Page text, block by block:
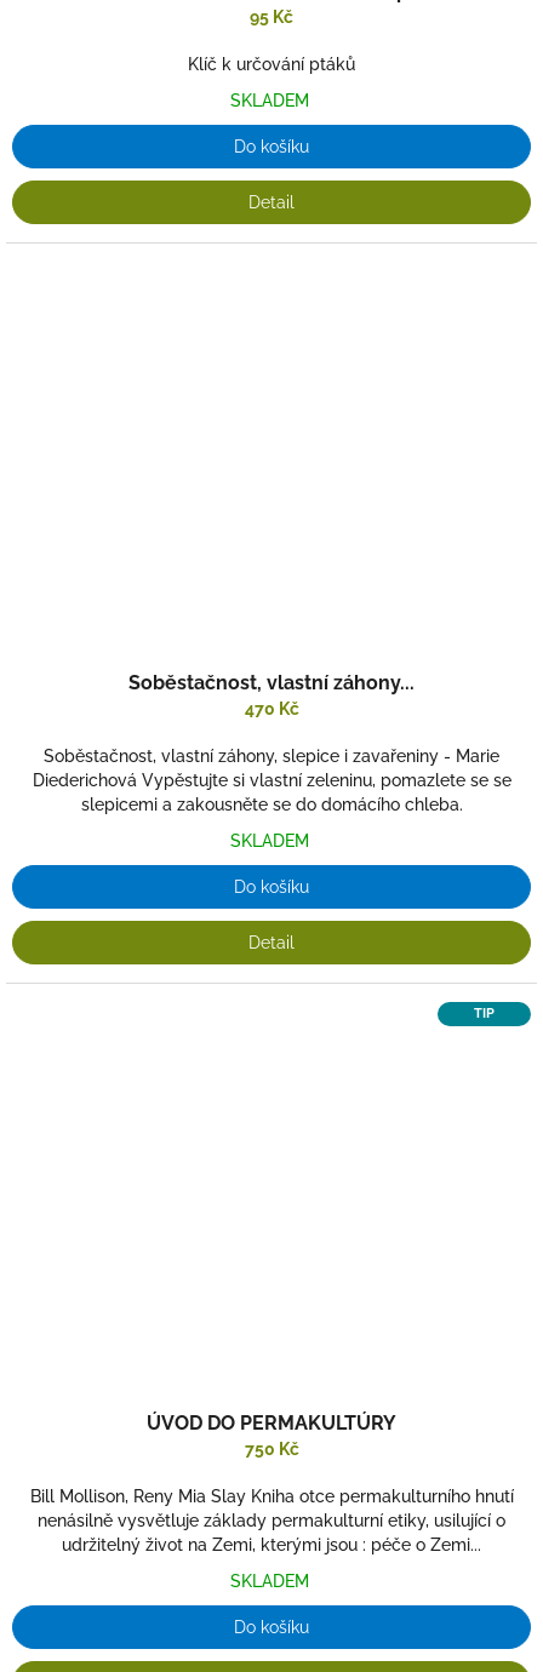
95 Kč
Klíč k určování ptáků
SKLADEM
Do košíku
Detail
Soběstačnost, vlastní záhony...
470 Kč
Soběstačnost, vlastní záhony, slepice i zavařeniny - Marie
Diederichová Vypěstujte si vlastní zeleninu, pomazlete se se
slepicemi a zakousněte se do domácího chleba.
SKLADEM
Do košíku
Detail
TIP
ÚVOD DO PERMAKULTÚRY
750 Kč
Bill Mollison, Reny Mia Slay Kniha otce permakulturního hnutí
nenásilně vysvětluje základy permakulturní etiky, usilující o
udržitelný život na Zemi, kterými jsou : péče o Zemi...
SKLADEM
Do košíku